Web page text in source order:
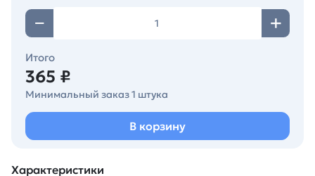
Итого
365 ₽
Минимальный заказ 1 штука
В корзину
Характеристики